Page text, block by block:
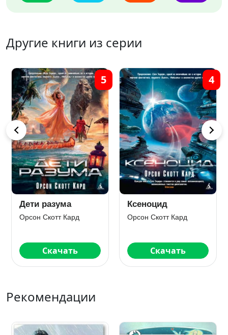
Другие книги из серии
Дети разума
Орсон Скотт Кард
Скачать
5
Ксеноцид
Орсон Скотт Кард
Скачать
4
Рекомендации